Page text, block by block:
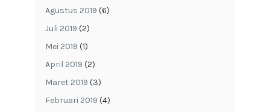
Agustus 2019 (6)
Juli 2019 (2)
Mei 2019 (1)
April 2019 (2)
Maret 2019 (3)
Februari 2019 (4)